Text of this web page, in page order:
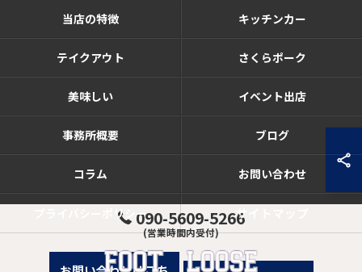
090-5609-5266
(営業時間内受付)
当店の特徴 キッチンカー
テイクアウト さくらポーク
美味しい イベント出店
事務所概要 ブログ
コラム お問い合わせ
プライバシーポリシー サイトマップ